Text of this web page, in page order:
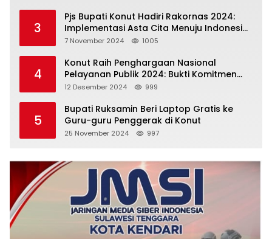
3
Pjs Bupati Konut Hadiri Rakornas 2024:
Implementasi Asta Cita Menuju Indonesia
Emas
7 November 2024 1005
4
Konut Raih Penghargaan Nasional
Pelayanan Publik 2024: Bukti Komitmen
Menuju Pelayanan Prima
12 Desember 2024 999
5
Bupati Ruksamin Beri Laptop Gratis ke
Guru-guru Penggerak di Konut
25 November 2024 997